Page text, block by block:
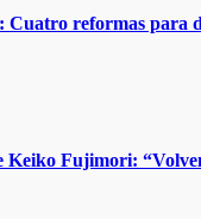
reformas para
Fujimori: